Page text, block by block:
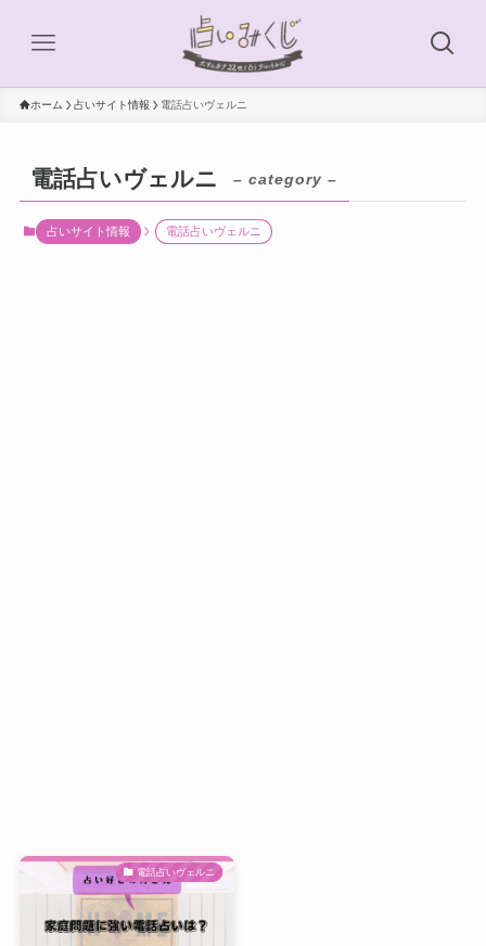
ホーム 占いサイト情報 電話占いヴェルニ
電話占いヴェルニ – category –
占いサイト情報 電話占いヴェルニ
電話占いヴェルニ